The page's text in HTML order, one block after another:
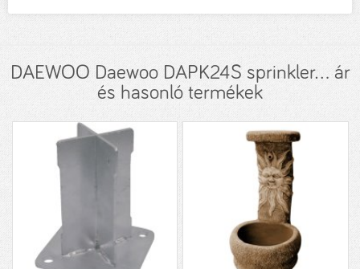
DAEWOO Daewoo DAPK24S sprinkler... ár
és hasonló termékek